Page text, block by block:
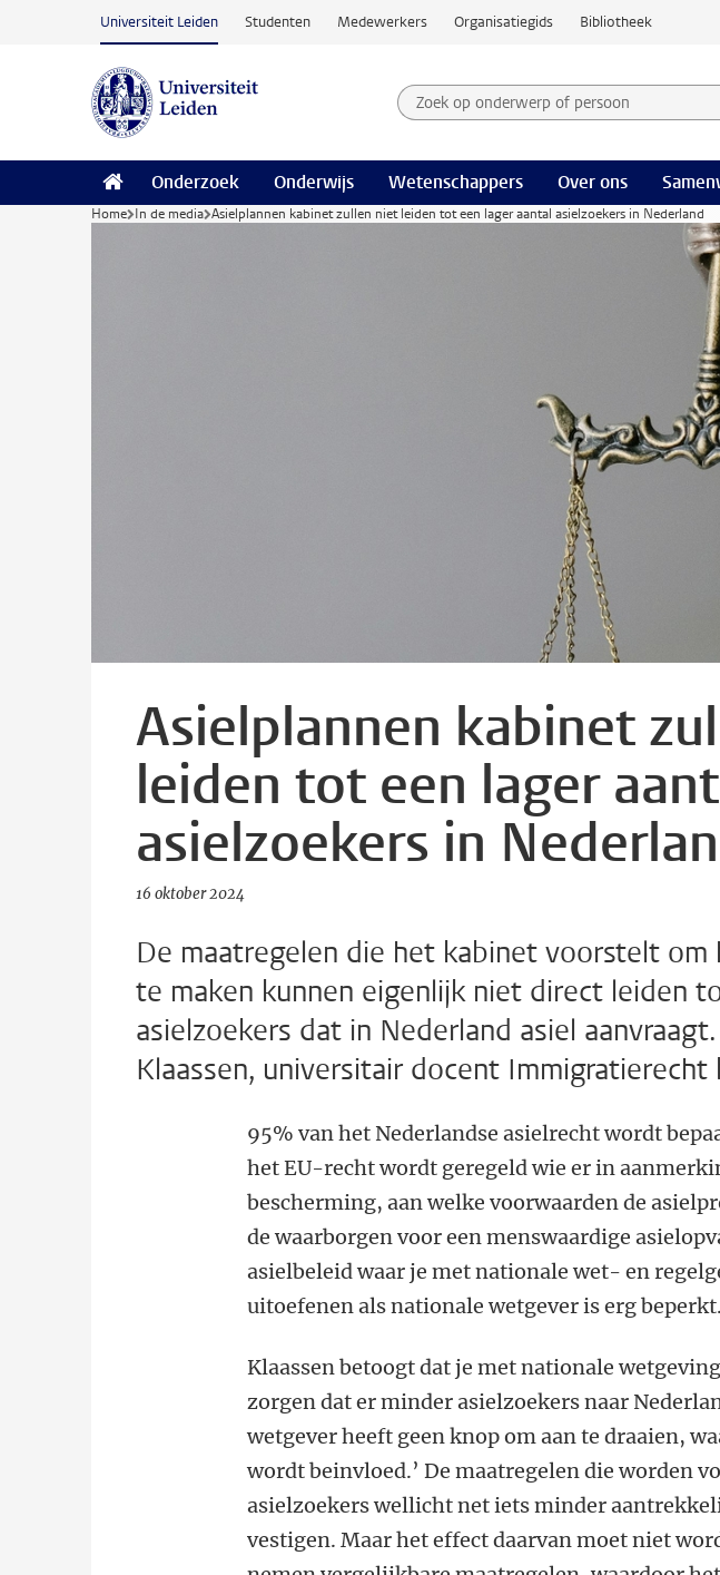
Ga naar hoofdinhoud
Universiteit Leiden Studenten Medewerkers Organisatiegids Bibliotheek
Zoek op onderwerp of persoon
Zoekterm
Onderzoek Onderwijs Wetenschappers Over ons
Home In de media Asielplannen kabinet zullen niet leiden tot een lager aantal asielzoekers in Nederland
Asielplannen kabinet
leiden tot een lager
asielzoekers in
16 oktober 2024
De maatregelen die het kabinet voorstelt
te maken kunnen eigenlijk niet direct leiden
asielzoekers dat in Nederland asiel
Klaassen, universitair docent Immigratierecht
95% van het Nederlandse asielrecht wordt
het EU-recht wordt geregeld wie er in
bescherming, aan welke voorwaarden de
de waarborgen voor een menswaardige
asielbeleid waar je met nationale wet- en
uitoefenen als nationale wetgever is erg beperkt.
Klaassen betoogt dat je met nationale
zorgen dat er minder asielzoekers naar
wetgever heeft geen knop om aan te draaien,
wordt beinvloed.’ De maatregelen die worden
asielzoekers wellicht net iets minder
vestigen. Maar het effect daarvan moet niet